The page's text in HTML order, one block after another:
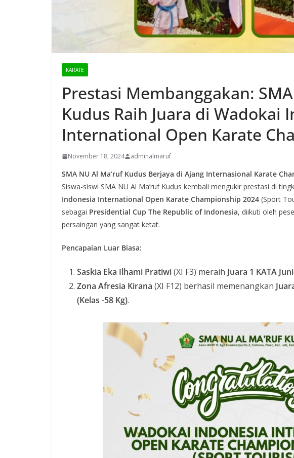
KARATE
Prestasi Membanggakan:
Kudus Raih Juara di Wadokai
International Open Karate
November 18, 2024 adminalmaruf
SMA NU Al Ma’ruf Kudus Berjaya di Ajang Internasional Karate
Siswa-siswi SMA NU Al Ma’ruf Kudus kembali mengukir prestasi di
Indonesia International Open Karate Championship 2024 (Sport
sebagai Presidential Cup The Republic of Indonesia, diikuti oleh
persaingan yang sangat ketat.
Pencapaian Luar Biasa:
Saskia Eka Ilhami Pratiwi(XI F3) meraih Juara 1 KATA
Zona Afresia Kirana (XI F12) berhasil memenangkan
(Kelas -58 Kg).